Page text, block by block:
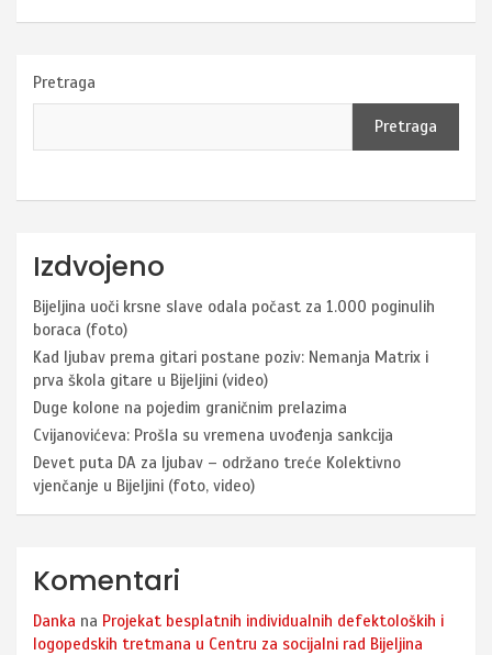
Pretraga
Pretraga
Izdvojeno
Bijeljina uoči krsne slave odala počast za 1.000 poginulih
boraca (foto)
Kad ljubav prema gitari postane poziv: Nemanja Matrix i
prva škola gitare u Bijeljini (video)
Duge kolone na pojedim graničnim prelazima
Cvijanovićeva: Prošla su vremena uvođenja sankcija
Devet puta DA za ljubav – održano treće Kolektivno
vjenčanje u Bijeljini (foto, video)
Komentari
Danka na Projekat besplatnih individualnih defektoloških i
logopedskih tretmana u Centru za socijalni rad Bijeljina